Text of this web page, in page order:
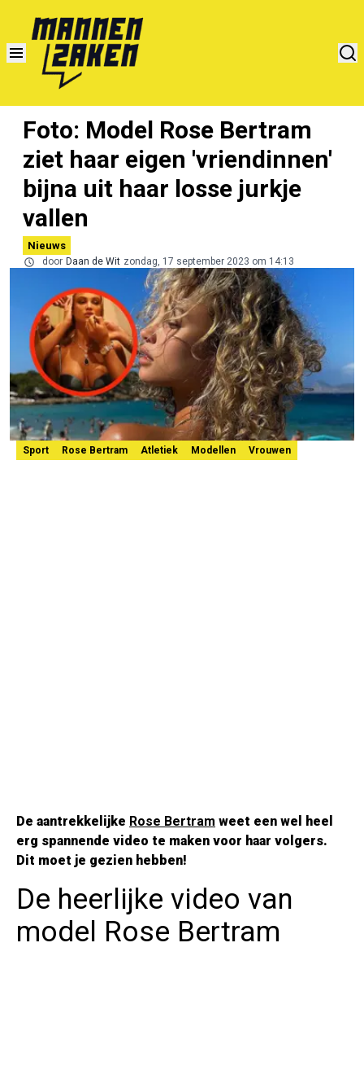
Foto: Model Rose Bertram
ziet haar eigen 'vriendinnen'
bijna uit haar losse jurkje
vallen
Nieuws
door Daan de Wit zondag, 17 september 2023 om 14:13
Sport Rose Bertram Atletiek Modellen Vrouwen
De aantrekkelijke Rose Bertram weet een wel heel
erg spannende video te maken voor haar volgers.
Dit moet je gezien hebben!
De heerlijke video van
model Rose Bertram